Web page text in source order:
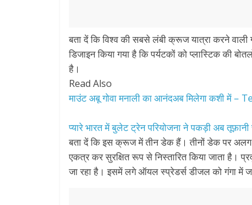
बता दें कि विश्व की सबसे लंबी क्रूज यात्रा करने
डिजाइन किया गया है कि पर्यटकों को प्लास्टिक की
है।
Read Also
माउंट अबू गोवा मनाली का आनंदअब मिलेगा कशी में –
प्यारे भारत में बुलेट ट्रेन परियोजना ने पकड़ी अब तूफ़ानी
बता दें कि इस क्रूज में तीन डेक हैं। तीनों डेक पर
एकत्र कर सुरक्षित रूप से निस्तारित किया जाता है।
जा रहा है। इसमें लगे ऑयल स्प्रेडर्स डीजल को गंगा में